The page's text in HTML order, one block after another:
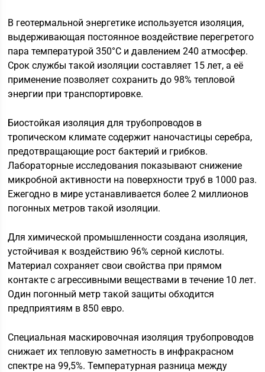
В геотермальной энергетике используется изоляция,
выдерживающая постоянное воздействие перегретого
пара температурой 350°C и давлением 240 атмосфер.
Срок службы такой изоляции составляет 15 лет, а её
применение позволяет сохранить до 98% тепловой
энергии при транспортировке.
Биостойкая изоляция для трубопроводов в
тропическом климате содержит наночастицы серебра,
предотвращающие рост бактерий и грибков.
Лабораторные исследования показывают снижение
микробной активности на поверхности труб в 1000 раз.
Ежегодно в мире устанавливается более 2 миллионов
погонных метров такой изоляции.
Для химической промышленности создана изоляция,
устойчивая к воздействию 96% серной кислоты.
Материал сохраняет свои свойства при прямом
контакте с агрессивными веществами в течение 10 лет.
Один погонный метр такой защиты обходится
предприятиям в 850 евро.
Специальная маскировочная изоляция трубопроводов
снижает их тепловую заметность в инфракрасном
спектре на 99,5%. Температурная разница между